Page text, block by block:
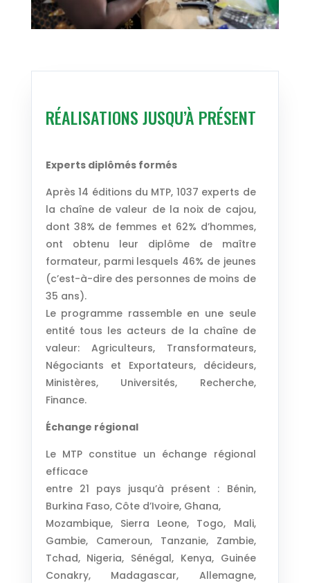
RÉALISATIONS JUSQU’À PRÉSENT
Experts diplômés formés
Après 14 éditions du MTP, 1037 experts de
la chaîne de valeur de la noix de cajou,
dont 38% de femmes et 62% d’hommes,
ont obtenu leur diplôme de maître
formateur, parmi lesquels 46% de jeunes
(c’est-à-dire des personnes de moins de
35 ans).
Le programme rassemble en une seule
entité tous les acteurs de la chaîne de
valeur: Agriculteurs, Transformateurs,
Négociants et Exportateurs, décideurs,
Ministères, Universités, Recherche,
Finance.
Échange régional
Le MTP constitue un échange régional
efficace
entre 21 pays jusqu’à présent : Bénin,
Burkina Faso, Côte d’Ivoire, Ghana,
Mozambique, Sierra Leone, Togo, Mali,
Gambie, Cameroun, Tanzanie, Zambie,
Tchad, Nigeria, Sénégal, Kenya, Guinée
Conakry, Madagascar, Allemagne,